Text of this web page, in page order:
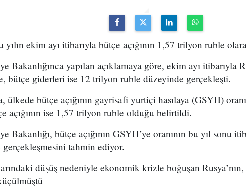
yılın ekim ayı itibarıyla bütçe açığının 1,57 trilyon ruble
Bakanlığınca yapılan açıklamaya göre, ekim ayı itibarıyla
bütçe giderleri ise 12 trilyon ruble düzeyinde gerçekleşti.
ülkede bütçe açığının gayrisafi yurtiçi hasılaya (GSYH)
açığının ise 1,57 trilyon ruble olduğu belirtildi.
Bakanlığı, bütçe açığının GSYH’ye oranının bu yıl sonu
gerçekleşmesini tahmin ediyor.
düşüş nedeniyle ekonomik krizle boğuşan